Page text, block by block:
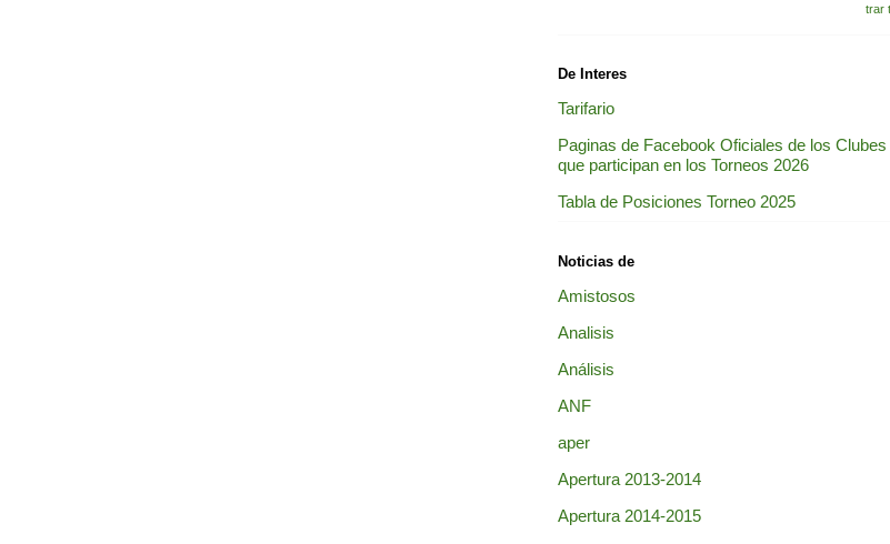
trar
De Interes
Tarifario
Paginas de Facebook Oficiales de los Clubes
que participan en los Torneos 2026
Tabla de Posiciones Torneo 2025
Noticias de
Amistosos
Analisis
Análisis
ANF
aper
Apertura 2013-2014
Apertura 2014-2015